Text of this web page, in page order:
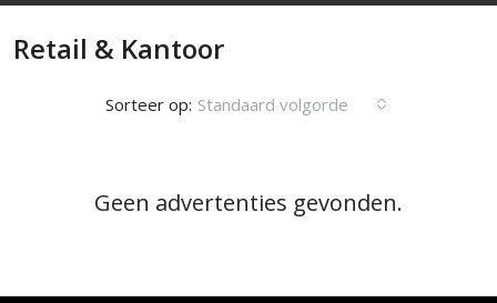
Retail & Kantoor
Sorteer op: Standaard volgorde
Geen advertenties gevonden.